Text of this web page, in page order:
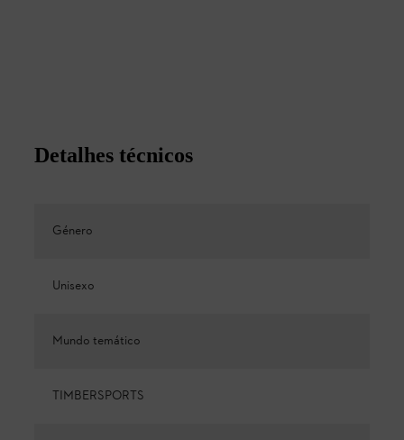
Detalhes técnicos
Género
Unisexo
Mundo temático
TIMBERSPORTS